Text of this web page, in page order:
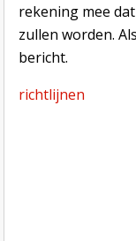
rekening mee
zullen worden.
bericht.
richtlijnen